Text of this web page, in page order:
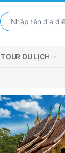
TOUR DU LỊCH